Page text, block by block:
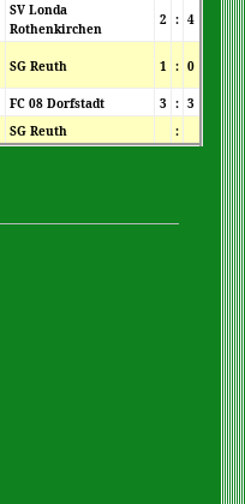
SV Londa
Rothenkirchen
2 : 4
SG Reuth 1 : 0
FC 08 Dorfstadt 3 : 3
SG Reuth :